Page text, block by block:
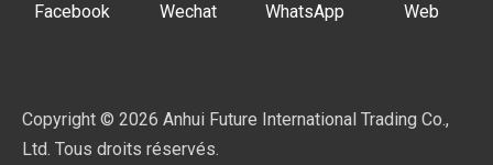
Facebook Wechat WhatsApp Web
Copyright © 2026 Anhui Future International Trading Co.,
Ltd. Tous droits réservés.